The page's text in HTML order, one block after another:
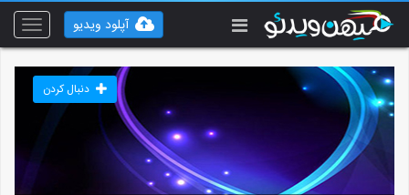
Toggle
آپلود ویدیو
دنبال کردن